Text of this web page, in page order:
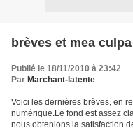
brèves et mea culpa
Publié le 18/11/2010 à 23:42
Par Marchant-latente
Voici les dernières brèves, en
numérique.Le fond est assez
nous obtenions la satisfaction